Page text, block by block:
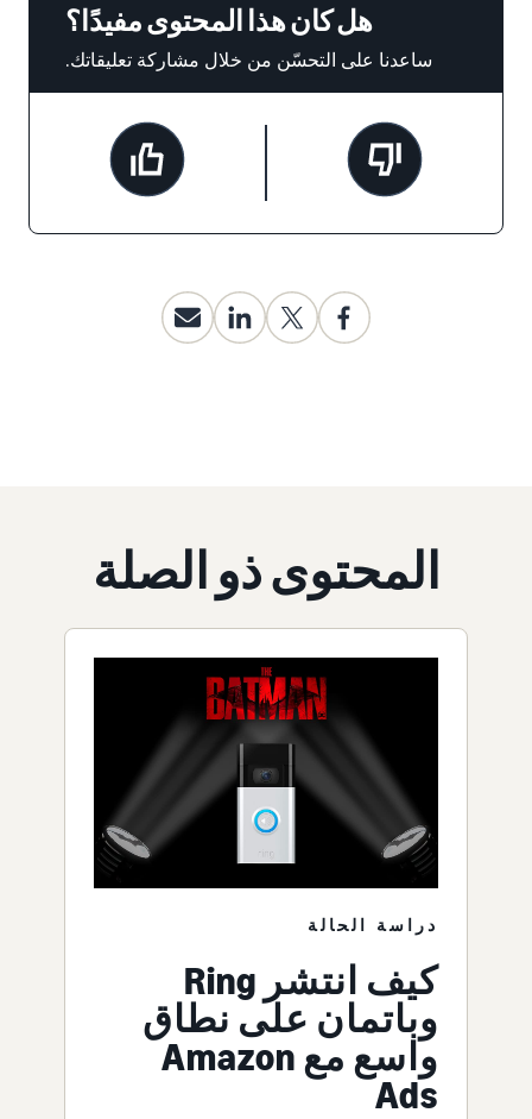
هل كان هذا المحتوى مفيدًا؟
ساعدنا على التحسّن من خلال مشاركة تعليقاتك.
المحتوى ذو الصلة
دراسة الحالة
كيف انتشر Ring
وباتمان على نطاق
واسع مع Amazon
Ads